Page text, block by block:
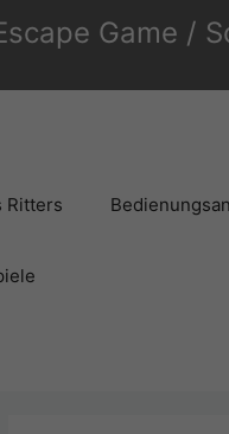
Game /
Ritters